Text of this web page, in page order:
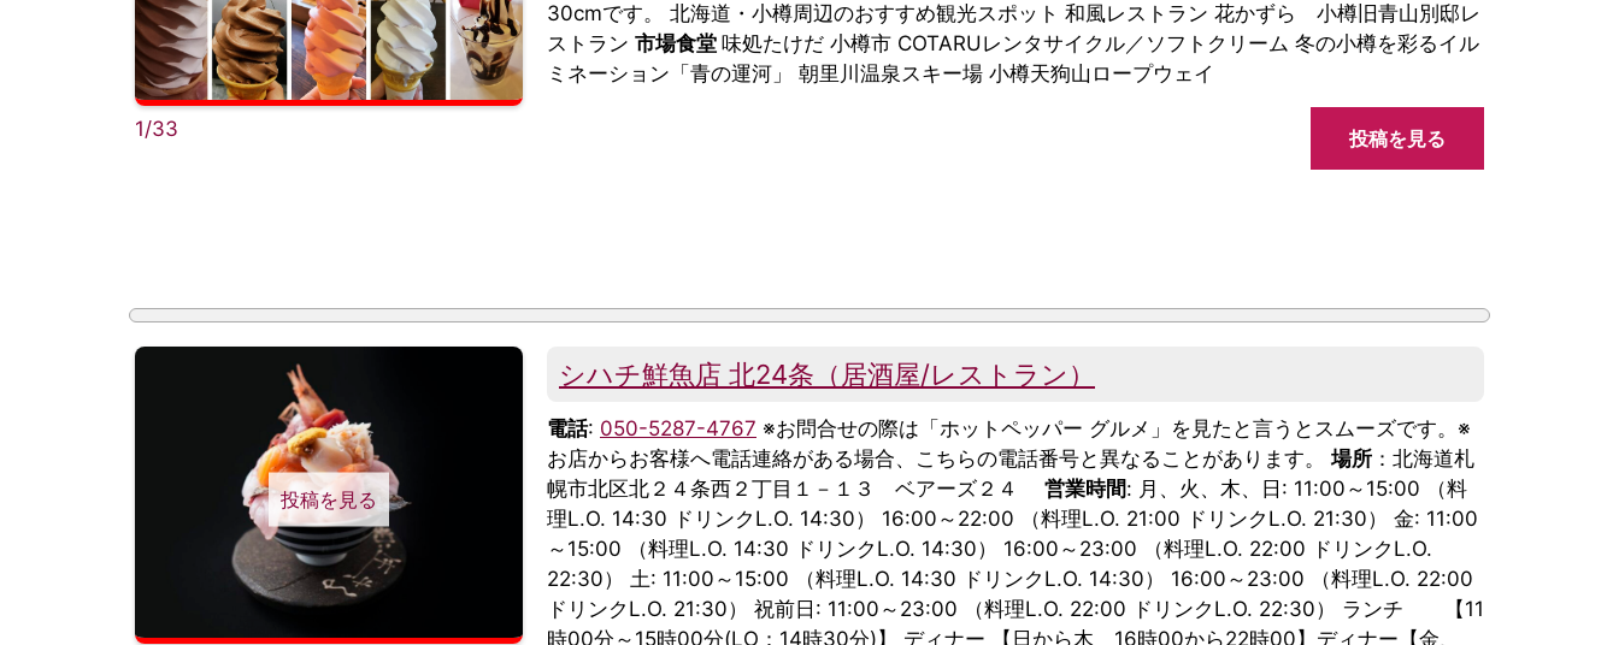
1/33
30cmです。 北海道・小樽周辺のおすすめ観光スポット 和風レストラン 花かずら 小樽旧青山別邸レ
ストラン 市場食堂 味処たけだ 小樽市 COTARUレンタサイクル／ソフトクリーム 冬の小樽を彩るイル
ミネーション「青の運河」 朝里川温泉スキー場 小樽天狗山ロープウェイ
投稿を見る
投稿を見る
シハチ鮮魚店 北24条（居酒屋/レストラン）
電話: 050-5287-4767 ※お問合せの際は「ホットペッパー グルメ」を見たと言うとスムーズです。※
お店からお客様へ電話連絡がある場合、こちらの電話番号と異なることがあります。 場所 ：北海道札
幌市北区北２４条西２丁目１－１３ ベアーズ２４ 営業時間: 月、火、木、日: 11:00～15:00 （料
理L.O. 14:30 ドリンクL.O. 14:30） 16:00～22:00 （料理L.O. 21:00 ドリンクL.O. 21:30） 金: 11:00
～15:00 （料理L.O. 14:30 ドリンクL.O. 14:30） 16:00～23:00 （料理L.O. 22:00 ドリンクL.O.
22:30） 土: 11:00～15:00 （料理L.O. 14:30 ドリンクL.O. 14:30） 16:00～23:00 （料理L.O. 22:00
ドリンクL.O. 21:30） 祝前日: 11:00～23:00 （料理L.O. 22:00 ドリンクL.O. 22:30） ランチ 【11
時00分～15時00分(LO：14時30分)】 ディナー 【日から木 16時00から22時00】ディナー【金、